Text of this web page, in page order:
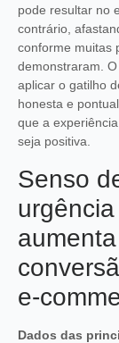
pode resultar no
contrário,
conforme muitas
demonstraram.
aplicar o gatilho
honesta e
que a
seja positiva.
Senso
urgência
aumenta
e-
Dados das